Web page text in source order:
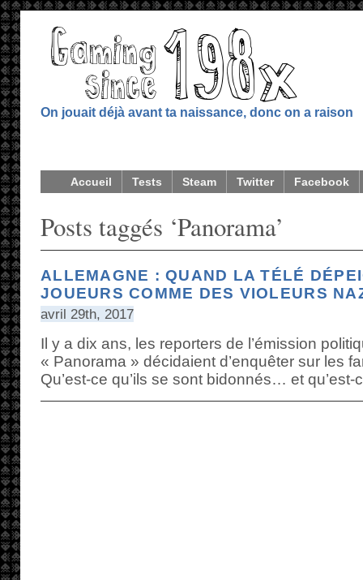
On jouait déjà avant ta naissance, donc on a raison
Accueil Tests Steam Twitter Facebook
Posts taggés ‘Panorama’
ALLEMAGNE : QUAND LA TÉLÉ
JOUEURS COMME DES VIOLEURS
avril 29th, 2017
Il y a dix ans, les reporters de l’émission
« Panorama » décidaient d’enquêter sur les
Qu’est-ce qu’ils se sont bidonnés… et qu’est-